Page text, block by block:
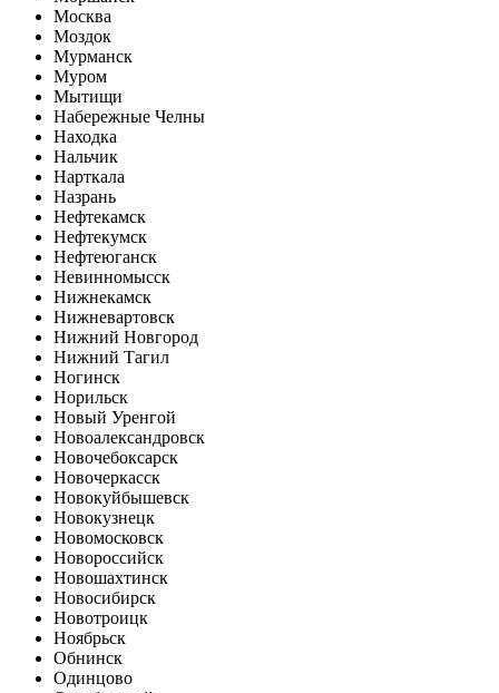
Москва
Моздок
Мурманск
Муром
Мытищи
Набережные Челны
Находка
Нальчик
Нарткала
Назрань
Нефтекамск
Нефтекумск
Нефтеюганск
Невинномысск
Нижнекамск
Нижневартовск
Нижний Новгород
Нижний Тагил
Ногинск
Норильск
Новый Уренгой
Новоалександровск
Новочебоксарск
Новочеркасск
Новокуйбышевск
Новокузнецк
Новомосковск
Новороссийск
Новошахтинск
Новосибирск
Новотроицк
Ноябрьск
Обнинск
Одинцово